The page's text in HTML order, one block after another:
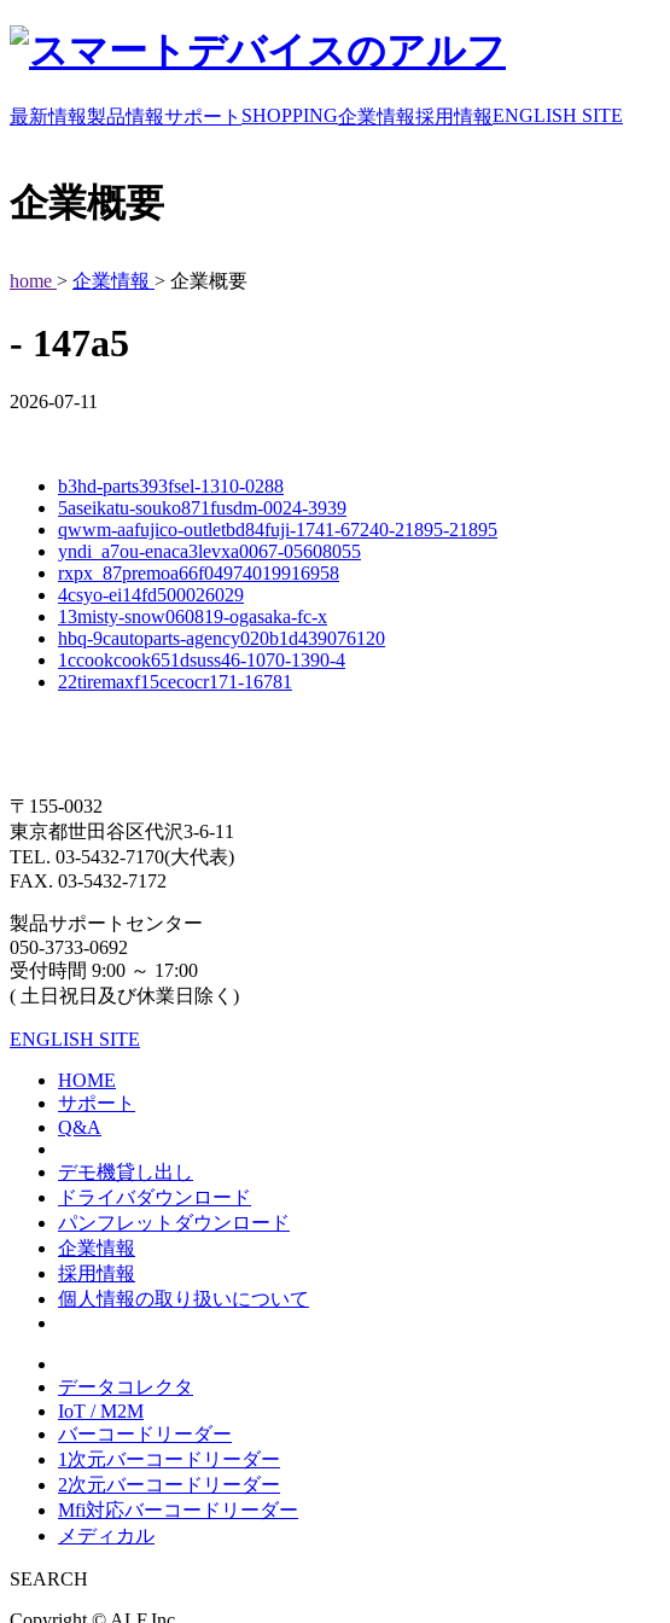
最新情報製品情報サポート SHOPPING企業情報採用情報ENGLISH SITE
企業概要
home > 企業情報 > 企業概要
- 147a5
2026-07-11
b3hd-parts393fsel-1310-0288
5aseikatu-souko871fusdm-0024-3939
qwwm-aafujico-outletbd84fuji-1741-67240-21895-21895
yndi_a7ou-enaca3levxa0067-05608055
rxpx_87premoa66f04974019916958
4csyo-ei14fd500026029
13misty-snow060819-ogasaka-fc-x
hbq-9cautoparts-agency020b1d439076120
1ccookcook651dsuss46-1070-1390-4
22tiremaxf15cecocr171-16781
〒155-0032
東京都世田谷区代沢3-6-11
TEL. 03-5432-7170(大代表)
FAX. 03-5432-7172
製品サポートセンター
050-3733-0692
受付時間 9:00 ～ 17:00
( 土日祝日及び休業日除く)
ENGLISH SITE
HOME
サポート
Q&A
デモ機貸し出し
ドライバダウンロード
パンフレットダウンロード
企業情報
採用情報
個人情報の取り扱いについて
データコレクタ
IoT / M2M
バーコードリーダー
1次元バーコードリーダー
2次元バーコードリーダー
Mfi対応バーコードリーダー
メディカル
SEARCH